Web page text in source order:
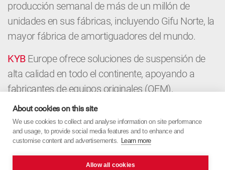
producción semanal de más de un millón de
unidades en sus fábricas, incluyendo Gifu Norte, la
mayor fábrica de amortiguadores del mundo.
KYBEurope ofrece soluciones de suspensión de
alta calidad en todo el continente, apoyando a
fabricantes de equipos originales (OEM),
distribuidores y talleres con componentes
premium y experiencia local. Desde el OEM hasta
el mercado de repuestos,KYBEurope aúna la
precisión japonesa con un enfoque europeo.
About cookies on this site
We use cookies to collect and analyse information on site performance
and usage, to provide social media features and to enhance and
customise content and advertisements. Learn more
Allow all cookies